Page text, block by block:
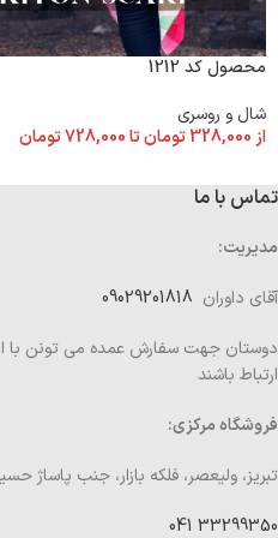
محصول کد 1212
شال و روسری
از 328,000تومانتا728,000تومان
تماس با ما
مدیریت:
آقای داوران
دوستان جهت سفارش عمده می تونن با
ارتباط باشند
فروشگاه مرکزی:
تبریز، ولیعصر، فلکه بازار، جنب پاساژ
33299350 041